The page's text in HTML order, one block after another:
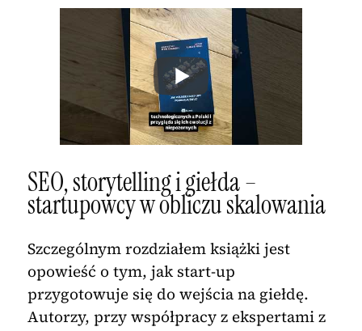
SEO, storytelling i giełda –
startupowcy w obliczu skalowania
Szczególnym rozdziałem książki jest
opowieść o tym, jak start-up
przygotowuje się do wejścia na giełdę.
Autorzy, przy współpracy z ekspertami z